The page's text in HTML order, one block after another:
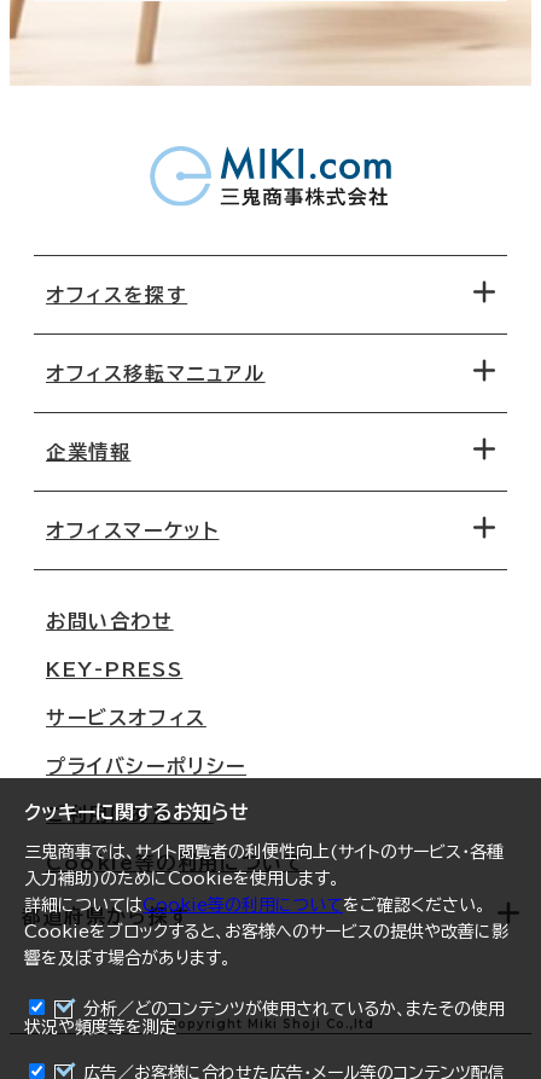
まとめて資料請求
クッキーに関するお知らせ
三鬼商事では、サイト閲覧者の利便性向上(サイトのサービス・各種
入力補助)のためにCookieを使用します。
詳細についてはCookie等の利用についてをご確認ください。
Cookieをブロックすると、お客様へのサービスの提供や改善に影
響を及ぼす場合があります。
分析／どのコンテンツが使用されているか、またその使用
状況や頻度等を測定
広告／お客様に合わせた広告・メール等のコンテンツ配信
オフィスを探す
地図から探す
路線・駅から探す
オフィス移転マニュアル
移転コストシミュレーション
移転スケジュール
オフィス移転Q&A
企業情報
オフィスマーケット
大阪
名古屋
札幌
仙台
横浜
福岡
オフィスリポート
ログイン
お問い合わせ
KEY-PRESS
サービスオフィス
プライバシーポリシー
ご利用にあたって
Cookie等の利用について
都道府県から探す
北海道
青森県
Copyright Miki Shoji Co.,ltd